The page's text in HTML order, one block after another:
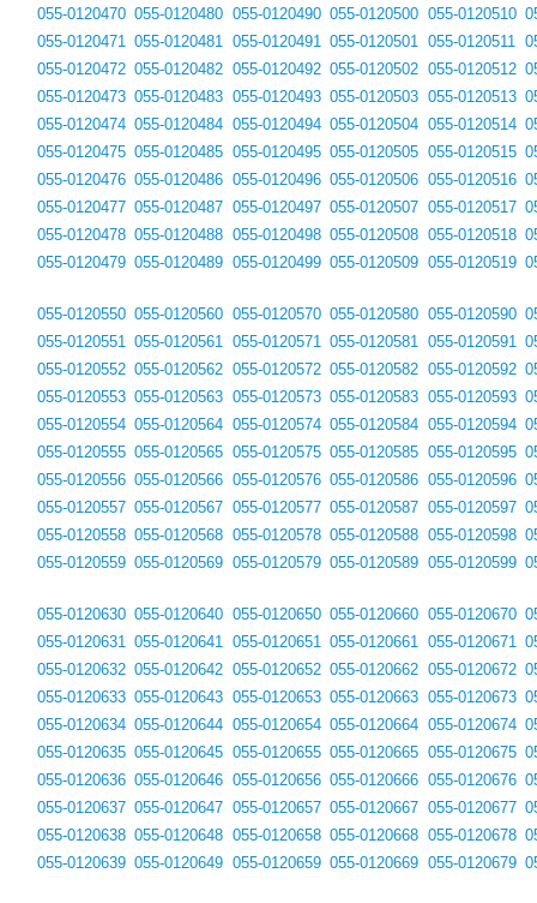
055-0120470
055-0120471
055-0120472
055-0120473
055-0120474
055-0120475
055-0120476
055-0120477
055-0120478
055-0120479
055-0120480
055-0120481
055-0120482
055-0120483
055-0120484
055-0120485
055-0120486
055-0120487
055-0120488
055-0120489
055-0120490
055-0120491
055-0120492
055-0120493
055-0120494
055-0120495
055-0120496
055-0120497
055-0120498
055-0120499
055-0120500
055-0120501
055-0120502
055-0120503
055-0120504
055-0120505
055-0120506
055-0120507
055-0120508
055-0120509
055-0120510
055-0120511
055-0120512
055-0120513
055-0120514
055-0120515
055-0120516
055-0120517
055-0120518
055-0120519
055-0120550
055-0120551
055-0120552
055-0120553
055-0120554
055-0120555
055-0120556
055-0120557
055-0120558
055-0120559
055-0120560
055-0120561
055-0120562
055-0120563
055-0120564
055-0120565
055-0120566
055-0120567
055-0120568
055-0120569
055-0120570
055-0120571
055-0120572
055-0120573
055-0120574
055-0120575
055-0120576
055-0120577
055-0120578
055-0120579
055-0120580
055-0120581
055-0120582
055-0120583
055-0120584
055-0120585
055-0120586
055-0120587
055-0120588
055-0120589
055-0120590
055-0120591
055-0120592
055-0120593
055-0120594
055-0120595
055-0120596
055-0120597
055-0120598
055-0120599
055-0120630
055-0120631
055-0120632
055-0120633
055-0120634
055-0120635
055-0120636
055-0120637
055-0120638
055-0120639
055-0120640
055-0120641
055-0120642
055-0120643
055-0120644
055-0120645
055-0120646
055-0120647
055-0120648
055-0120649
055-0120650
055-0120651
055-0120652
055-0120653
055-0120654
055-0120655
055-0120656
055-0120657
055-0120658
055-0120659
055-0120660
055-0120661
055-0120662
055-0120663
055-0120664
055-0120665
055-0120666
055-0120667
055-0120668
055-0120669
055-0120670
055-0120671
055-0120672
055-0120673
055-0120674
055-0120675
055-0120676
055-0120677
055-0120678
055-0120679